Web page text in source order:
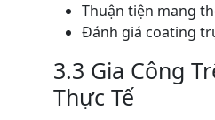
Thuận tiện mang
Đánh giá coating
3.3 Gia Công
Thực Tế